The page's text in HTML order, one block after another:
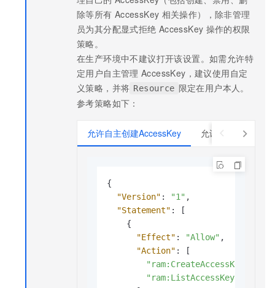
除等所有 AccessKey 相关操作），除非管理
员为其分配显式拒绝 AccessKey 操作的权限
策略。
在生产环境中不建议打开该设置。如需允许特
定用户自主管理 AccessKey，建议使用自定
义策略，并将 Resource 限定在用户本人。
参考策略如下：
允许自主创建AccessKey 允许用户自主管理
{
"Version" : "1" ,
"Statement" :
[
{
"Effect" : "Allow" ,
"Action" :
[
"ram:CreateAccessKey"
"ram:ListAccessKeys"